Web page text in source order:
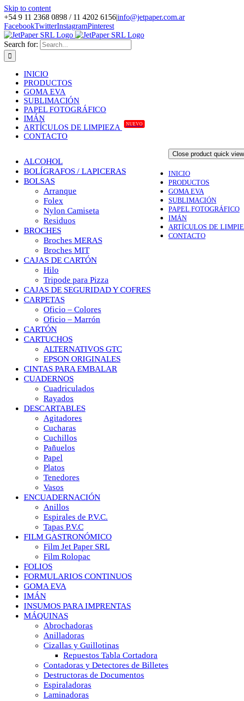
Skip to content
+54 9 11 2368 0898 / 11 4202 6156|info@jetpaper.com.ar
FacebookTwitterInstagramPinterest
Search for:
INICIO
PRODUCTOS
GOMA EVA
SUBLIMACIÓN
PAPEL FOTOGRÁFICO
IMÁN
ARTÍCULOS DE LIMPIEZA
NUEVO
CONTACTO
ALCOHOL
BOLÍGRAFOS / LAPICERAS
BOLSAS
Arranque
Folex
Nylon Camiseta
Residuos
BROCHES
Broches MERAS
Broches MIT
CAJAS DE CARTÓN
Hilo
Tripode para Pizza
CAJAS DE SEGURIDAD Y COFRES
CARPETAS
Oficio – Colores
Oficio – Marrón
CARTÓN
CARTUCHOS
ALTERNATIVOS GTC
EPSON ORIGINALES
CINTAS PARA EMBALAR
CUADERNOS
Cuadriculados
Rayados
DESCARTABLES
Agitadores
Cucharas
Cuchillos
Pañuelos
Papel
Platos
Tenedores
Vasos
ENCUADERNACIÓN
Anillos
Espirales de P.V.C.
Tapas P.V.C
FILM GASTRONÓMICO
Film Jet Paper SRL
Film Rolopac
FOLIOS
FORMULARIOS CONTINUOS
GOMA EVA
IMÁN
INSUMOS PARA IMPRENTAS
MÁQUINAS
Abrochadoras
Anilladoras
Cizallas y Guillotinas
Repuestos Tabla Cortadora
Contadoras y Detectores de Billetes
Destructoras de Documentos
Espiraladoras
Laminadoras
Close product quick view
INICIO
PRODUCTOS
GOMA EVA
SUBLIMACIÓN
PAPEL FOTOGRÁFICO
IMÁN
ARTÍCULOS DE
CONTACTO